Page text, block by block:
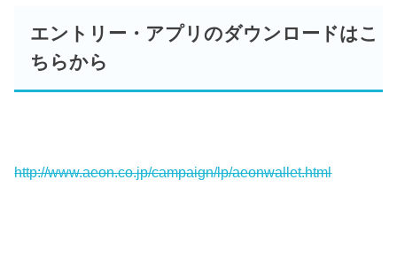
エントリー・アプリのダウンロードはこ
ちらから
http://www.aeon.co.jp/campaign/lp/aeonwallet.html